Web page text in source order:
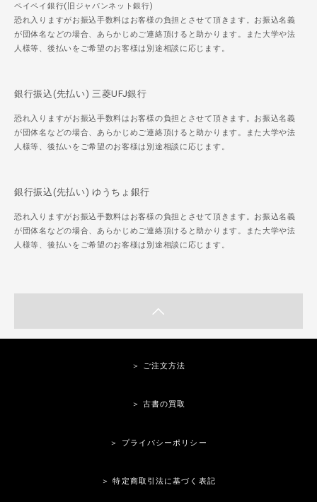
ペイペイ銀行(旧ジャパンネット銀行)
恐れ入りますがお振込手数料はお客様の負担とさせて頂きます。お振込名義
が団体名などの場合、あらかじめご連絡頂けると助かります。また大学や法
人様等、後払いをご希望のお客様は別途相談に応じます。
銀行振込(先払い) 三菱UFJ銀行
恐れ入りますがお振込手数料はお客様の負担とさせて頂きます。お振込名義
が団体名などの場合、あらかじめご連絡頂けると助かります。また大学や法
人様等、後払いをご希望のお客様は別途相談に応じます。
銀行振込(先払い) ゆうちょ銀行
恐れ入りますがお振込手数料はお客様の負担とさせて頂きます。お振込名義
が団体名などの場合、あらかじめご連絡頂けると助かります。また大学や法
人様等、後払いをご希望のお客様は別途相談に応じます。
＞ ご注文方法
＞ 古書の買取
＞ プライバシーポリシー
＞ 特定商取引法に基づく表記